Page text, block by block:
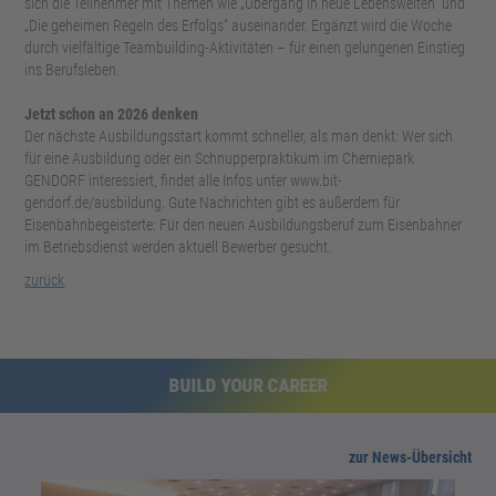
„Die geheimen Regeln des Erfolgs“ auseinander. Ergänzt wird die Woche
durch vielfältige Teambuilding-Aktivitäten – für einen gelungenen Einstieg
ins Berufsleben.
Jetzt schon an 2026 denken
Der nächste Ausbildungsstart kommt schneller, als man denkt: Wer sich
für eine Ausbildung oder ein Schnupperpraktikum im Chemiepark
GENDORF interessiert, findet alle Infos unter www.bit-
gendorf.de/ausbildung. Gute Nachrichten gibt es außerdem für
Eisenbahnbegeisterte: Für den neuen Ausbildungsberuf zum Eisenbahner
im Betriebsdienst werden aktuell Bewerber gesucht.
zurück
BUILD YOUR CAREER
zur News-Übersicht